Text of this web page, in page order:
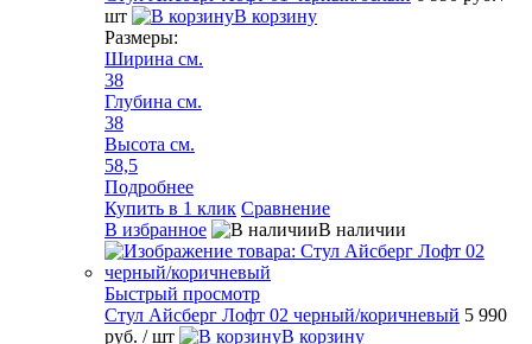
шт
В корзину
Размеры:
Ширина см.
38
Глубина см.
38
Высота см.
58,5
Подробнее
Купить в 1 клик Сравнение
В избранное
В наличии
Быстрый просмотр
Стул Айсберг Лофт 02 черный/коричневый 5 990
руб. / шт
В корзину